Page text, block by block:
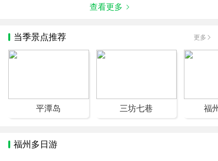
查看更多
当季景点推荐 更多
平潭岛 三坊七巷 福
福州多日游